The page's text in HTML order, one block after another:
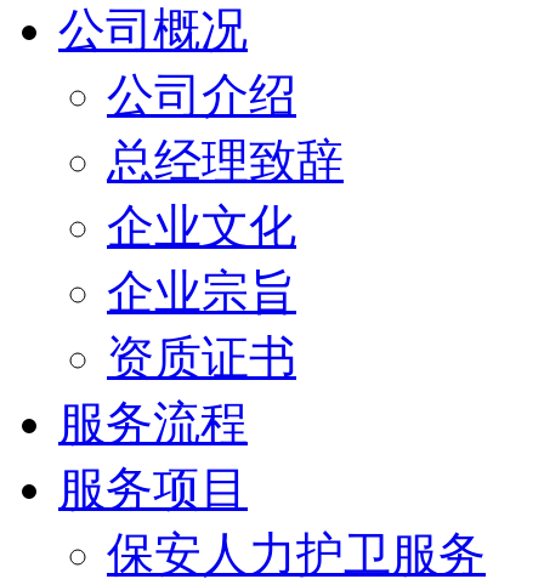
公司概况
公司介绍
总经理致辞
企业文化
企业宗旨
资质证书
服务流程
服务项目
保安人力护卫服务